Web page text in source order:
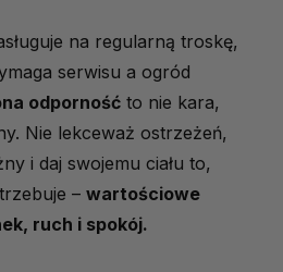
na regularną troskę,
serwisu a ogród
odporność to nie kara,
Nie lekceważ ostrzeżeń,
i daj swojemu ciału to,
– wartościowe
ruch i spokój.